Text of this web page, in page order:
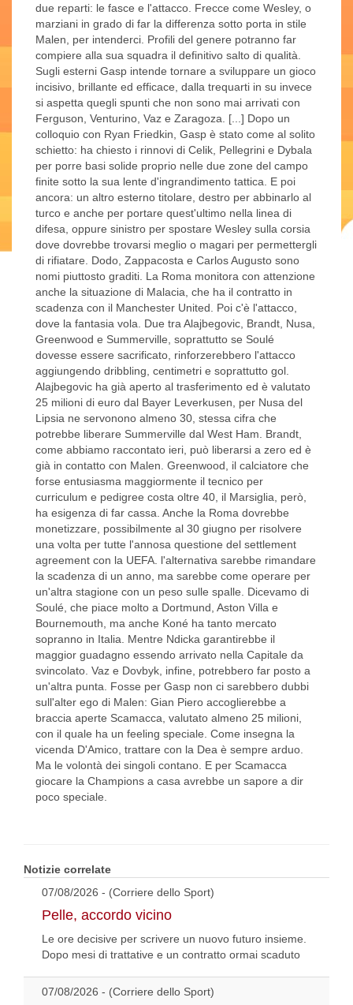
due reparti: le fasce e l'attacco. Frecce come Wesley, o
marziani in grado di far la differenza sotto porta in stile
Malen, per intenderci. Profili del genere potranno far
compiere alla sua squadra il definitivo salto di qualità.
Sugli esterni Gasp intende tornare a sviluppare un gioco
incisivo, brillante ed efficace, dalla trequarti in su invece
si aspetta quegli spunti che non sono mai arrivati con
Ferguson, Venturino, Vaz e Zaragoza. [...] Dopo un
colloquio con Ryan Friedkin, Gasp è stato come al solito
schietto: ha chiesto i rinnovi di Celik, Pellegrini e Dybala
per porre basi solide proprio nelle due zone del campo
finite sotto la sua lente d'ingrandimento tattica. E poi
ancora: un altro esterno titolare, destro per abbinarlo al
turco e anche per portare quest'ultimo nella linea di
difesa, oppure sinistro per spostare Wesley sulla corsia
dove dovrebbe trovarsi meglio o magari per permettergli
di rifiatare. Dodo, Zappacosta e Carlos Augusto sono
nomi piuttosto graditi. La Roma monitora con attenzione
anche la situazione di Malacia, che ha il contratto in
scadenza con il Manchester United. Poi c'è l'attacco,
dove la fantasia vola. Due tra Alajbegovic, Brandt, Nusa,
Greenwood e Summerville, soprattutto se Soulé
dovesse essere sacrificato, rinforzerebbero l'attacco
aggiungendo dribbling, centimetri e soprattutto gol.
Alajbegovic ha già aperto al trasferimento ed è valutato
25 milioni di euro dal Bayer Leverkusen, per Nusa del
Lipsia ne servonono almeno 30, stessa cifra che
potrebbe liberare Summerville dal West Ham. Brandt,
come abbiamo raccontato ieri, può liberarsi a zero ed è
già in contatto con Malen. Greenwood, il calciatore che
forse entusiasma maggiormente il tecnico per
curriculum e pedigree costa oltre 40, il Marsiglia, però,
ha esigenza di far cassa. Anche la Roma dovrebbe
monetizzare, possibilmente al 30 giugno per risolvere
una volta per tutte l'annosa questione del settlement
agreement con la UEFA. l'alternativa sarebbe rimandare
la scadenza di un anno, ma sarebbe come operare per
un'altra stagione con un peso sulle spalle. Dicevamo di
Soulé, che piace molto a Dortmund, Aston Villa e
Bournemouth, ma anche Koné ha tanto mercato
sopranno in Italia. Mentre Ndicka garantirebbe il
maggior guadagno essendo arrivato nella Capitale da
svincolato. Vaz e Dovbyk, infine, potrebbero far posto a
un'altra punta. Fosse per Gasp non ci sarebbero dubbi
sull'alter ego di Malen: Gian Piero accoglierebbe a
braccia aperte Scamacca, valutato almeno 25 milioni,
con il quale ha un feeling speciale. Come insegna la
vicenda D'Amico, trattare con la Dea è sempre arduo.
Ma le volontà dei singoli contano. E per Scamacca
giocare la Champions a casa avrebbe un sapore a dir
poco speciale.
Notizie correlate
07/08/2026 - (Corriere dello Sport)
Pelle, accordo vicino
Le ore decisive per scrivere un nuovo futuro insieme.
Dopo mesi di trattative e un contratto ormai scaduto
07/08/2026 - (Corriere dello Sport)